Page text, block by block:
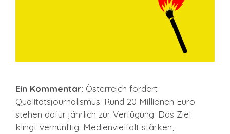
Ein Kommentar: Österreich fördert
Qualitätsjournalismus. Rund 20 Millionen Euro
stehen dafür jährlich zur Verfügung. Das Ziel
klingt vernünftig: Medienvielfalt stärken,